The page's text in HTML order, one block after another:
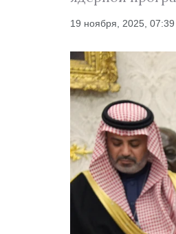
19 ноября, 2025,